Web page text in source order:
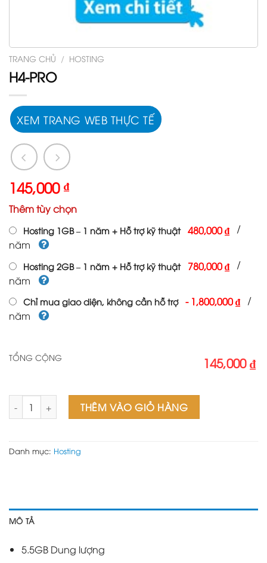
TRANG CHỦ / HOSTING
H4-PRO
XEM TRANG WEB THỰC TẾ
145,000 ₫
Thêm tùy chọn
Hosting 1GB – 1 năm + Hỗ trợ kỹ thuật 480,000 ₫ /
năm
Hosting 2GB – 1 năm + Hỗ trợ kỹ thuật 780,000 ₫ /
năm
Chỉ mua giao diện, không cần hỗ trợ -1,800,000 ₫ /
năm
TỔNG CỘNG 145,000 ₫
THÊM VÀO GIỎ HÀNG
Danh mục: Hosting
MÔ TẢ
5.5GB Dung lượng